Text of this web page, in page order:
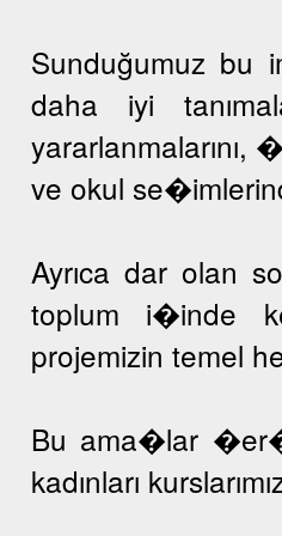
Sunduğumuz bu
daha iyi
yararlanmalarını,
ve okul
Ayrıca dar olan
toplum i�inde
projemizin temel
Bu ama�lar
kadınları